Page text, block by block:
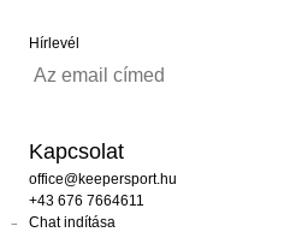
Hírlevél
Kapcsolat
office@keepersport.hu
+43 676 7664611
Chat indítása